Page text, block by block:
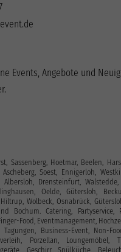
Events, Angebote und
Sassenberg, Hoetmar, Beelen,
Soest, Ennigerloh,
Albersloh, Drensteinfurt,
Oelde, Gütersloh,
Wolbeck, Osnabrück,
Bochum. Catering, Partyservice,
Food, Eventmanagement,
Tagungen, Business-Event, Non-
Porzellan, Loungemöbel,
Geschirr, Spülküche,